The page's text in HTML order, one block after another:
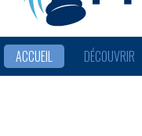
ACCUEIL DÉCOUVRIR